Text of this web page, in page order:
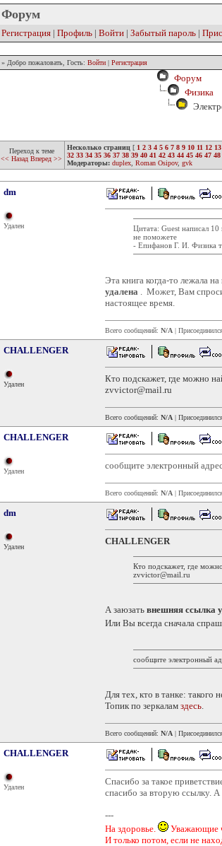
Форум
Регистрация | Профиль | Войти | Забытый пароль |
» Добро пожаловать, Гость: Войти | Регистрация
Форум
Физика
Переход к теме
<< Назад Вперед >>
Несколько страниц [ 1 2 3 4 5 6 7 8 9 10 11 12 13
32 33 34 35 36 37 38 39 40 41 42 43 44 45 46 47 48
Модераторы: duplex Roman Osipov, gvk
dm
Удален
Цитата: Guest написал
не поможете
- Епифанов Г. И. Физика
Эта книга когда-то лежала на
удалена . Может, Вам
настоящее время.
Всего сообщений: N/A |
CHALLENGER
Удален
Кто подскажет, где можно
zvvictor@mail.ru
Всего сообщений: N/A |
CHALLENGER
Удален
сообщите электронный
Всего сообщений: N/A |
dm
Удален
CHALLENGER
Кто подскажет, где
zvvictor@mail.ru
А заюзать внешняя ссылка
Или Вы всегда сначала
сообщите электронный
Для тех, кто в танке: такого
Топик по зеркалам здесь.
Всего сообщений: N/A |
CHALLENGER
Удален
Спасибо за такое
спасибо за вторую ссылку.
---
На здоровье.
Уважающие
И только потом, если не